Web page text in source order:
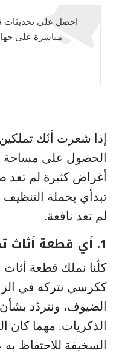
احصل على تحديثات
مباشرة على
إذا شعرت أنّك
الحصول على مساحة
أغراض كثيرة لم تعد
تبدأي بحملة
لم تعد نافعة.
1. أي قطعة أثاث تحيّرك:
كلّنا نملك قطعة أثاث
ككرسي نتركه في
الضيوف، ونتردّد
الذكريات. مهما كان
السخيفة للاحتفاظ